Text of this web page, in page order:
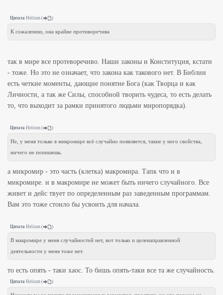
Цитата Helium ( )
К сожалению, она крайне противоречива
так в мире все протеворечиво. Наши законы и Конституция, кстати
- тоже. Но это не означает, что закона как такового нет. В Библии
есть четкие моменты, дающие понятие Бога (как Творца и как
Личности, а так же Силы, способной творить чудеса, то есть делать
то, что выходит за рамки принятого людьми миропорядка).
Цитата Helium ( )
Не, у меня только в микромире всё случайно появляется, такие у него свойства,
ничего не попишешь.
а микромир - это часть (клетка) макромира. Тапк что и в
микромире. и в макромире не может быть ничего случайного. Все
живет и дейс твует по определенным раз заведенным программам.
Вам это тоже стоило бы усвоить для начала.
Цитата Helium ( )
В макромире у меня случайностей нет, вот только и целенаправленной
деятельности у меня тоже нет.
то есть опять - таки хаос. То бишь опять-таки все та же случайность.
Цитата Helium ( )